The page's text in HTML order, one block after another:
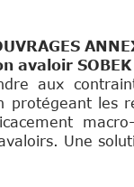
avaloir SOBEK
aux
protégeant les
Une